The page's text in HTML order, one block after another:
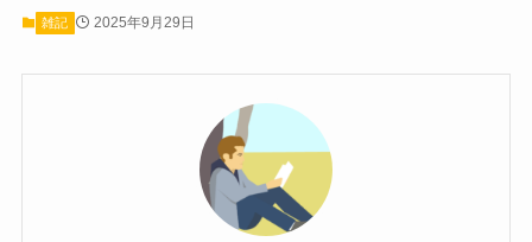
雑記 2025年9月29日